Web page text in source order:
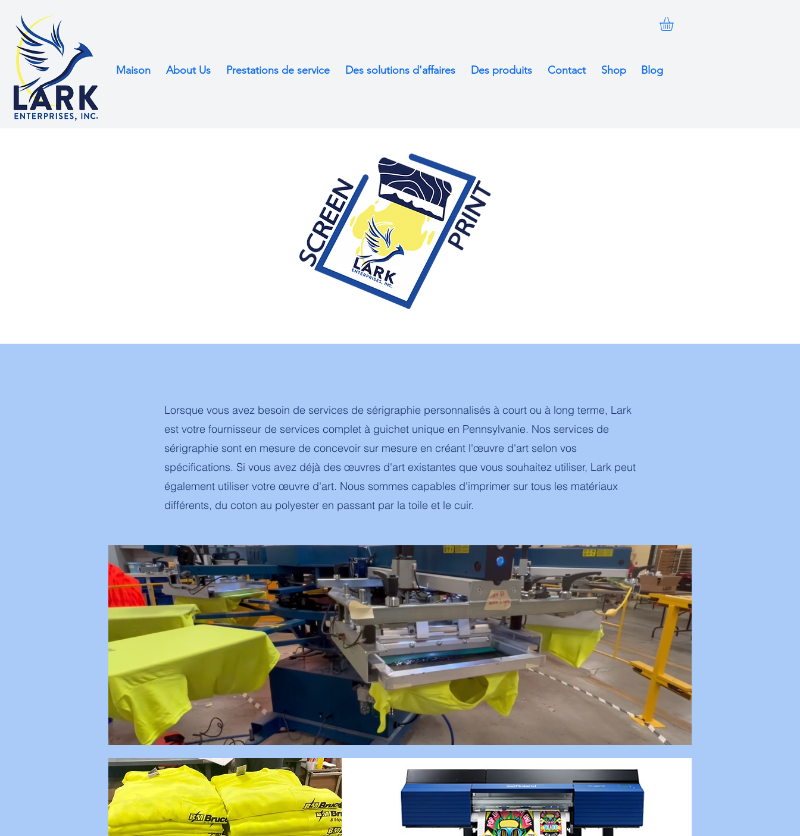
Maison About Us Prestations de service Des solutions d'affaires Des produits Contact Shop Blog
Lorsque vous avez besoin de services de sérigraphie personnalisés à court ou à long terme, Lark
est votre fournisseur de services complet à guichet unique en Pennsylvanie. Nos services de
sérigraphie sont en mesure de concevoir sur mesure en créant l'œuvre d'art selon vos
spécifications. Si vous avez déjà des œuvres d'art existantes que vous souhaitez utiliser, Lark peut
également utiliser votre œuvre d'art. Nous sommes capables d'imprimer sur tous les matériaux
différents, du coton au polyester en passant par la toile et le cuir.